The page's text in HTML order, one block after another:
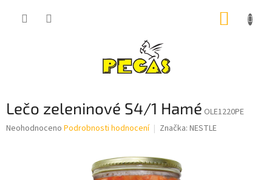
Lečo zeleninové S4/1 Hamé OLE1220PE
Průměrné
Neohodnoceno Podrobnosti hodnocení Značka: NESTLE